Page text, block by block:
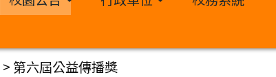
> 第六屆公益傳播獎